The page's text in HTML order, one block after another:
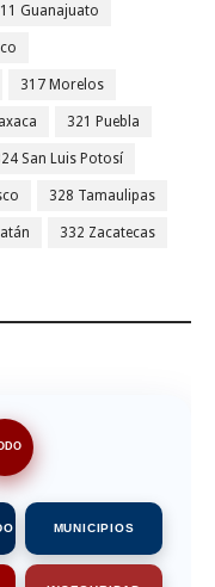
Guanajuato
317 Morelos
321 Puebla
San Luis Potosí
328 Tamaulipas
332 Zacatecas
MUNICIPIOS